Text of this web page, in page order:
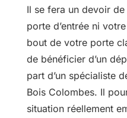
Il se fera un devoir
porte d’entrée ni
bout de votre porte
de bénéficier d’un
part d’un spécialiste
Bois Colombes. Il
situation réellement